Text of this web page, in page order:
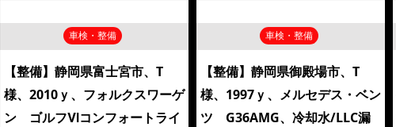
車検・整備
【整備】静岡県富士宮市、T
様、2010ｙ、フォルクスワーゲ
ン ゴルフⅥコンフォートライ
車検・整備
【整備】静岡県御殿場市、T
様、1997ｙ、メルセデス・ベン
ツ G36AMG、冷却水/LLC漏